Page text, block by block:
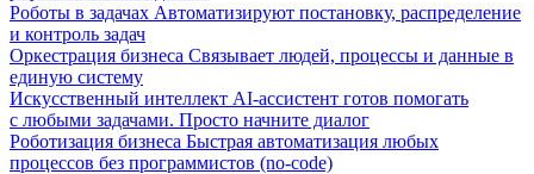
Роботы в задачах Автоматизируют постановку, распределение
и контроль задач
Оркестрация бизнеса Связывает людей, процессы и данные в
единую систему
Искусственный интеллект AI-ассистент готов помогать
с любыми задачами. Просто начните диалог
Роботизация бизнеса Быстрая автоматизация любых
процессов без программистов (no-code)